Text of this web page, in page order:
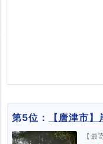
第5位： 【唐津市
【